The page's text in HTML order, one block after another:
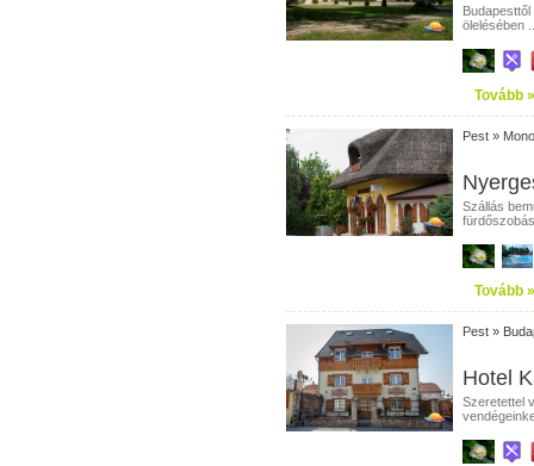
ölelésében
Tovább »
Pest »
Szállás
Tovább »
Pest »
Hotel
Szeretettel